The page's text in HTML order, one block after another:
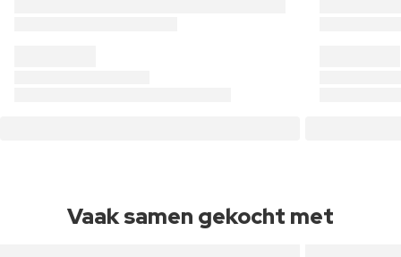
Vaak samen gekocht met